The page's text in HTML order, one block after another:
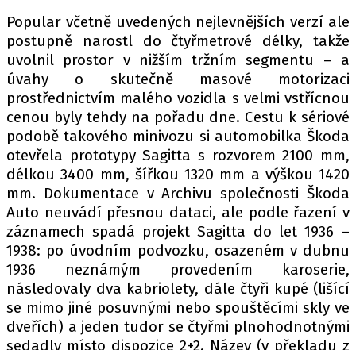
Popular včetně uvedených nejlevnějších verzí ale
postupně narostl do čtyřmetrové délky, takže
uvolnil prostor v nižším tržním segmentu – a
úvahy o skutečně masové motorizaci
prostřednictvím malého vozidla s velmi vstřícnou
cenou byly tehdy na pořadu dne. Cestu k sériové
podobě takového minivozu si automobilka Škoda
otevřela prototypy Sagitta s rozvorem 2100 mm,
délkou 3400 mm, šířkou 1320 mm a výškou 1420
mm. Dokumentace v Archivu společnosti Škoda
Auto neuvádí přesnou dataci, ale podle řazení v
záznamech spadá projekt Sagitta do let 1936 –
1938: po úvodním podvozku, osazeném v dubnu
1936 neznámým provedením karoserie,
následovaly dva kabriolety, dále čtyři kupé (lišící
se mimo jiné posuvnými nebo spouštěcími skly ve
dveřích) a jeden tudor se čtyřmi plnohodnotnými
sedadly místo dispozice 2+2. Název (v překladu z